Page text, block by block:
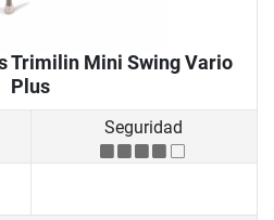
Trimilin Mini Swing Vario
Plus
Seguridad